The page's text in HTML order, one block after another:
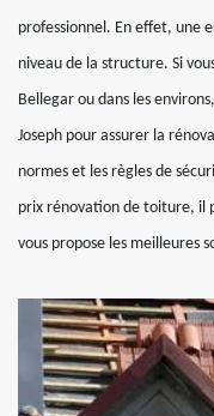
professionnel. En effet, une
niveau de la structure. Si
Bellegar ou dans les
Joseph pour assurer la
normes et les règles de
prix rénovation de toiture, il
vous propose les meilleures